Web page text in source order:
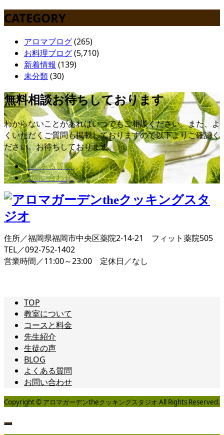
CATEGORY
アロマブログ(265)
お料理ブログ(5,710)
新着情報 (139)
未分類(30)
無料相談お待ちしております
わからないことがあればいつでもご相談ください。また、よ
くいただくご質問も掲載しておりますので以下よりご確認く
ださい。お待ちしております。
よくある質問
お問い合わせ
住所／福岡県福岡市中央区薬院2-14-21 フィット薬院505
TEL／092-752-1402
営業時間／11:00～23:00 定休日／なし
TOP
教室について
コースと料金
先生紹介
生徒の声
BLOG
よくある質問
お問い合わせ
Copyright © アロマガーデンtheクッキングスタジオ All Rights Reserved.